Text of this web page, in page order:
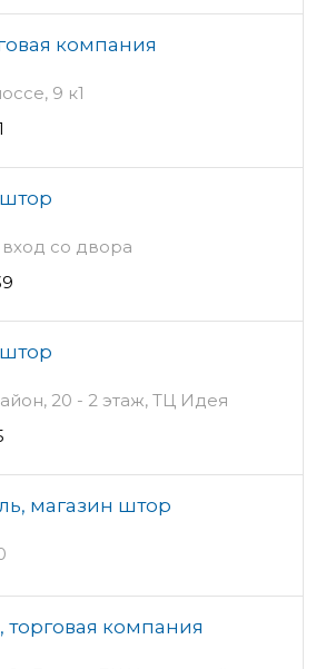
компания
9 к1
вход со двора
20 - 2 этаж, ТЦ Идея
магазин штор
торговая компания